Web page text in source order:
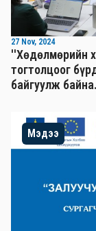
27 Nov, 2024
''Хөдөлмөрийн
тогтолцоог
байгуулж байна.
Мэдээ